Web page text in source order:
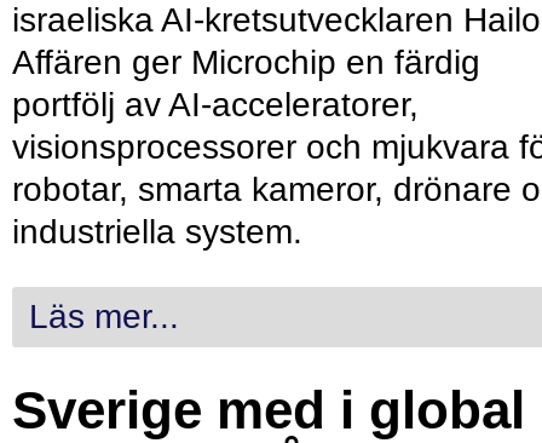
israeliska AI-kretsutvecklaren
Affären ger Microchip en färdig
portfölj av AI-acceleratorer,
visionsprocessorer och mjukvara
robotar, smarta kameror, drönare
industriella system.
Läs mer...
Sverige med i global